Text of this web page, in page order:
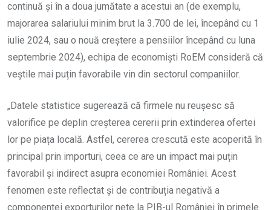
continuă și în a doua jumătate a acestui an (de exemplu,
majorarea salariului minim brut la 3.700 de lei, începând cu 1
iulie 2024, sau o nouă creștere a pensiilor începând cu luna
septembrie 2024), echipa de economiști RoEM consideră că
veștile mai puțin favorabile vin din sectorul companiilor.
„Datele statistice sugerează că firmele nu reușesc să
valorifice pe deplin creșterea cererii prin extinderea ofertei
lor pe piața locală. Astfel, cererea crescută este acoperită în
principal prin importuri, ceea ce are un impact mai puțin
favorabil și indirect asupra economiei României. Acest
fenomen este reflectat și de contribuția negativă a
componentei exporturilor nete la PIB-ul României în primele